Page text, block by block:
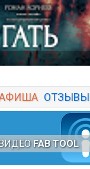
ОТЗЫВЫ
FAB TOOL